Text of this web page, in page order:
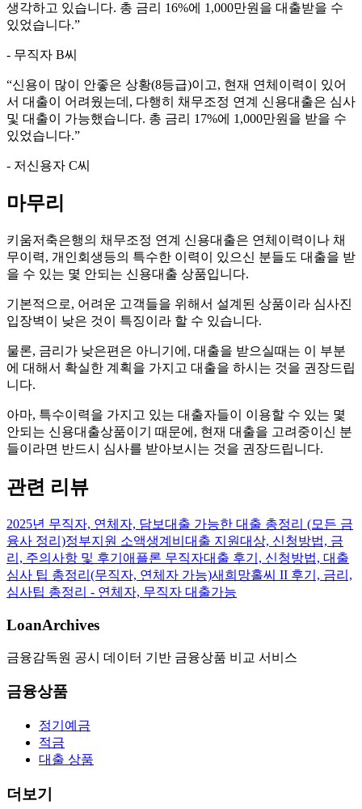
생각하고 있습니다. 총 금리 16%에 1,000만원을 대출받을 수
있었습니다.”
- 무직자 B씨
“신용이 많이 안좋은 상황(8등급)이고, 현재 연체이력이 있어
서 대출이 어려웠는데, 다행히 채무조정 연계 신용대출은 심사
및 대출이 가능했습니다. 총 금리 17%에 1,000만원을 받을 수
있었습니다.”
- 저신용자 C씨
마무리
키움저축은행의 채무조정 연계 신용대출은 연체이력이나 채
무이력, 개인회생등의 특수한 이력이 있으신 분들도 대출을 받
을 수 있는 몇 안되는 신용대출 상품입니다.
기본적으로, 어려운 고객들을 위해서 설계된 상품이라 심사진
입장벽이 낮은 것이 특징이라 할 수 있습니다.
물론, 금리가 낮은편은 아니기에, 대출을 받으실때는 이 부분
에 대해서 확실한 계획을 가지고 대출을 하시는 것을 권장드립
니다.
아마, 특수이력을 가지고 있는 대출자들이 이용할 수 있는 몇
안되는 신용대출상품이기 때문에, 현재 대출을 고려중이신 분
들이라면 반드시 심사를 받아보시는 것을 권장드립니다.
관련 리뷰
2025년 무직자, 연체자, 담보대출 가능한 대출 총정리 (모든 금
융사 정리)정부지원 소액생계비대출 지원대상, 신청방법, 금
리, 주의사항 및 후기 애플론 무직자대출 후기, 신청방법, 대출
심사 팁 총정리(무직자, 연체자 가능)새희망홀씨 II 후기, 금리,
심사팁 총정리 - 연체자, 무직자 대출가능
LoanArchives
금융감독원 공시 데이터 기반 금융상품 비교 서비스
금융상품
정기예금
적금
대출 상품
더보기